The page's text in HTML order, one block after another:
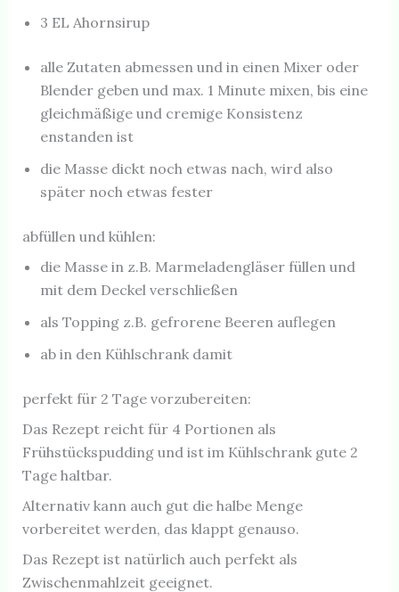
3 EL Ahornsirup
alle Zutaten abmessen und in einen Mixer oder
Blender geben und max. 1 Minute mixen, bis eine
gleichmäßige und cremige Konsistenz
enstanden ist
die Masse dickt noch etwas nach, wird also
später noch etwas fester
abfüllen und kühlen:
die Masse in z.B. Marmeladengläser füllen und
mit dem Deckel verschließen
als Topping z.B. gefrorene Beeren auflegen
ab in den Kühlschrank damit
perfekt für 2 Tage vorzubereiten:
Das Rezept reicht für 4 Portionen als
Frühstückspudding und ist im Kühlschrank gute 2
Tage haltbar.
Alternativ kann auch gut die halbe Menge
vorbereitet werden, das klappt genauso.
Das Rezept ist natürlich auch perfekt als
Zwischenmahlzeit geeignet.